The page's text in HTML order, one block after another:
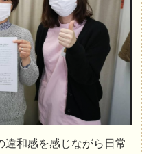
違和感を感じながら日常